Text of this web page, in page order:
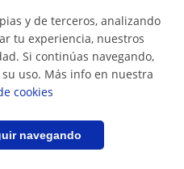
de
español
y de terceros, analizando
tu experiencia, nuestros
Si continúas navegando,
uso. Más info en nuestra
cookies
navegando